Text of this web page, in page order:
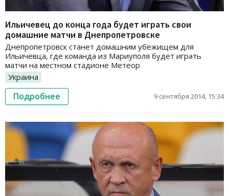
Ильичевец до конца года будет играть свои
домашние матчи в Днепропетровске
Днепропетровск станет домашним убежищем для
Ильичевца, где команда из Мариуполя будет играть
матчи на местном стадионе Метеор
Украина
Подробнее 9 сентября 2014, 15:34